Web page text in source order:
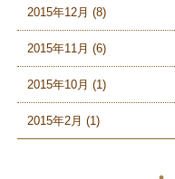
2015年12月 (8)
2015年11月 (6)
2015年10月 (1)
2015年2月 (1)